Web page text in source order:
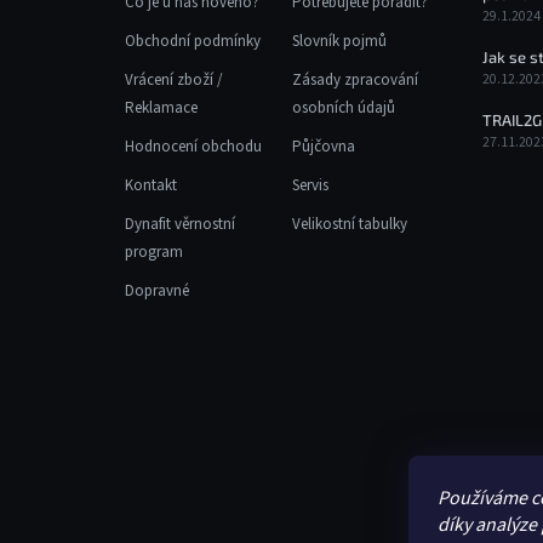
Používáme
díky
Obchodní podmínky
Vrácení zboží /
Reklamace
Hodnocení obchodu
Kontakt
Dynafit věrnostní
program
Dopravné
Slovník pojmů
Zásady zpracování
osobních údajů
Půjčovna
Servis
Velikostní tabulky
29.1.2024
Jak se